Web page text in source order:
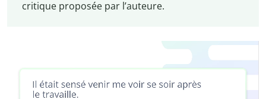
critique proposée par l’auteure.